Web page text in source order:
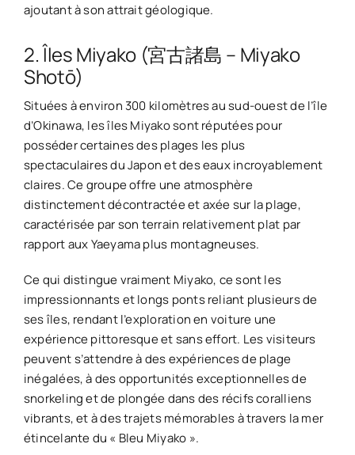
ajoutant à son attrait géologique.
2. Îles Miyako (宮古諸島 – Miyako
Shotō)
Situées à environ 300 kilomètres au sud-ouest de l’île
d’Okinawa, les îles Miyako sont réputées pour
posséder certaines des plages les plus
spectaculaires du Japon et des eaux incroyablement
claires. Ce groupe offre une atmosphère
distinctement décontractée et axée sur la plage,
caractérisée par son terrain relativement plat par
rapport aux Yaeyama plus montagneuses.
Ce qui distingue vraiment Miyako, ce sont les
impressionnants et longs ponts reliant plusieurs de
ses îles, rendant l’exploration en voiture une
expérience pittoresque et sans effort. Les visiteurs
peuvent s’attendre à des expériences de plage
inégalées, à des opportunités exceptionnelles de
snorkeling et de plongée dans des récifs coralliens
vibrants, et à des trajets mémorables à travers la mer
étincelante du « Bleu Miyako ».